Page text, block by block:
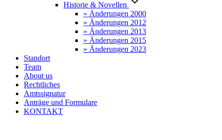
Historie & Novellen
» Änderungen 2000
» Änderungen 2012
» Änderungen 2013
» Änderungen 2015
» Änderungen 2023
Standort
Team
About us
Rechtliches
Amtssignatur
Anträge und Formulare
KONTAKT